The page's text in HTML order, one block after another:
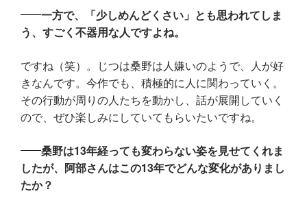
一方で、「少しめんどくさい」とも思われてしま
う、すごく不器用な人ですよね。
ですね（笑）。じつは桑野は人嫌いのようで、人が好
きなんです。今作でも、積極的に人に関わっていく。
その行動が周りの人たちを動かし、話が展開していく
ので、ぜひ楽しみにしていてもらいたいですね。
桑野は13年経っても変わらない姿を見せてくれま
したが、阿部さんはこの13年でどんな変化がありまし
たか？